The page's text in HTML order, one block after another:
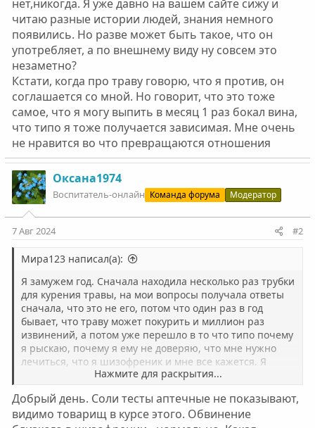
нет,никогда. Я уже давно на вашем сайте сижу и
читаю разные истории людей, знания немного
появились. Но разве может быть такое, что он
употребляет, а по внешнему виду ну совсем это
незаметно?
Кстати, когда про траву говорю, что я против, он
соглашается со мной. Но говорит, что это тоже
самое, что я могу выпить в месяц 1 раз бокал вина,
что типо я тоже получается зависимая. Мне очень
не нравится во что превращаются отношения
Оксана1974
Воспитатель-онлайн Команда форума Модератор
7 Авг 2024 #2
Мира123 написал(а):
Я замужем год. Сначала находила несколько раз трубки
для курения травы, на мои вопросы получала ответы
сначала, что это не его, потом что один раз в год
бывает, что траву может покурить и миллион раз
извинений, а потом уже перешло в то что типо почему
я рыскаю, почему я ему не доверяю, что мне нужно
лечиться, что я шизофреник и мне все кажется. Я
также находила пакетики с порошком белым, один раз
сказал, что это для интимной близости в специальном
индийском магазине покупает, сказал, что готов
Нажмите для раскрытия...
Добрый день. Соли тесты аптечные не показывают,
видимо товарищ в курсе этого. Обвинение